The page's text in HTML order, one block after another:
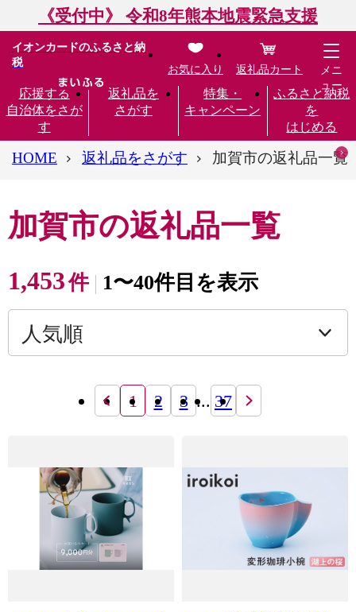
《受付中》 令和8年熊本地震緊急支援
イオンカードのふるさと納
税
応援する
自治体をさが
す
返礼品を
さがす
特集・
キャンペーン
ふるさと納税
を
はじめる
お気に入り 返礼品カート
メニ
ュー
HOME 返礼品をさがす 加賀市の返礼品一覧
加賀市の返礼品一覧
1,453件 1〜40件目を表示
1 2 3 ... 37